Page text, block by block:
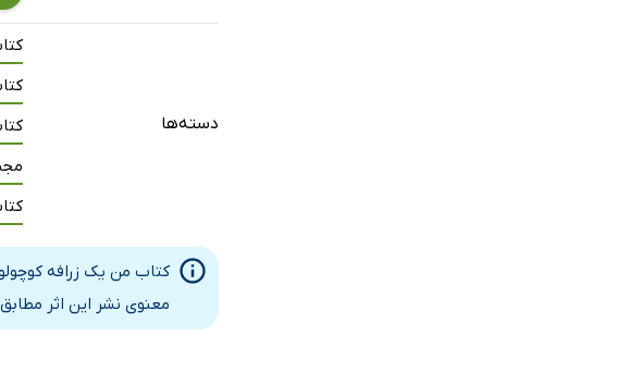
دسته‌ها
کتاب من یک زرافه
معنوی نشر این اثر